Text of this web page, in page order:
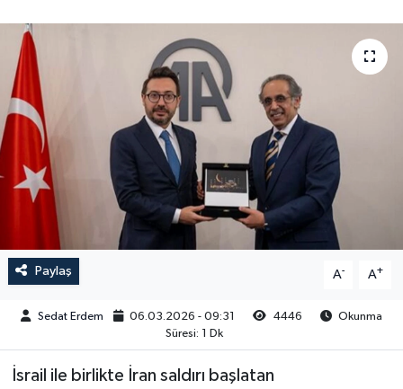
Paylaş A- A+
Sedat Erdem 06.03.2026 - 09:31 4446
Okunma
Süresi: 1 Dk
İsrail ile birlikte İran saldırı başlatan